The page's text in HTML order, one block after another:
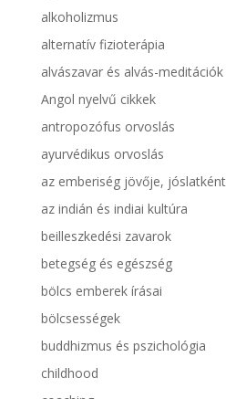
alkoholizmus
alternatív fizioterápia
alvászavar és alvás-meditációk
Angol nyelvű cikkek
antropozófus orvoslás
ayurvédikus orvoslás
az emberiség jövője, jóslatként
az indián és indiai kultúra
beilleszkedési zavarok
betegség és egészség
bölcs emberek írásai
bölcsességek
buddhizmus és pszichológia
childhood